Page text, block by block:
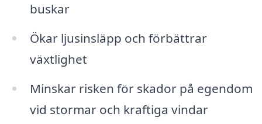
buskar
Ökar ljusinsläpp och förbättrar
växtlighet
Minskar risken för skador på egendom
vid stormar och kraftiga vindar